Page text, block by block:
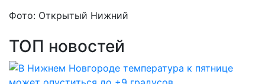
Фото: Открытый Нижний
ТОП новостей